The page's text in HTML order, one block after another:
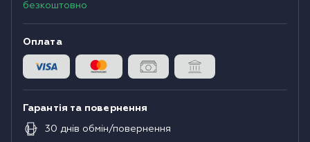
безкоштовно
Оплата
Гарантія та повернення
30 днів обмін/повернення